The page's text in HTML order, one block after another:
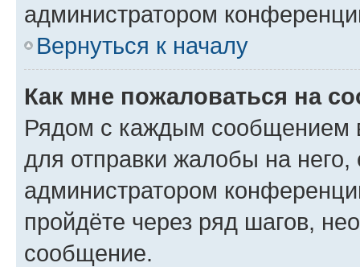
администратором
Вернуться к началу
Как мне пожаловаться на
Рядом с каждым сообщением
для отправки жалобы на
администратором
пройдёте через ряд шагов,
сообщение.